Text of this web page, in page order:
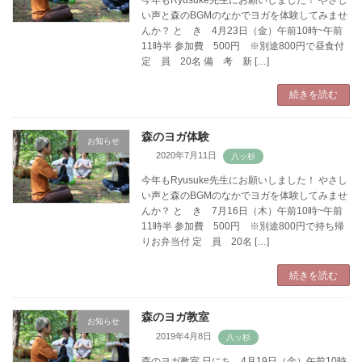
い声と森のBGMのなかでヨガを体験してみませ
んか？ と き 4月23日（金）午前10時~午前
11時半 参加費 500円 ※別途800円で昼食付
定 員 20名 備 考 新 […]
続きを読む
お知らせ 森のヨガ体験
2020年7月11日
今年もRyusuke先生にお願いしました！ やさし
い声と森のBGMのなかでヨガを体験してみませ
んか？ と き 7月16日（木）午前10時~午前
11時半 参加費 500円 ※別途800円で持ち帰
りお弁当付 定 員 20名 […]
続きを読む
お知らせ 森のヨガ教室
2019年4月8日